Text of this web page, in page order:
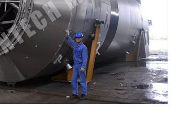
氯碱工业用镍N02201分离器 热交换器工业镍压力容器船用